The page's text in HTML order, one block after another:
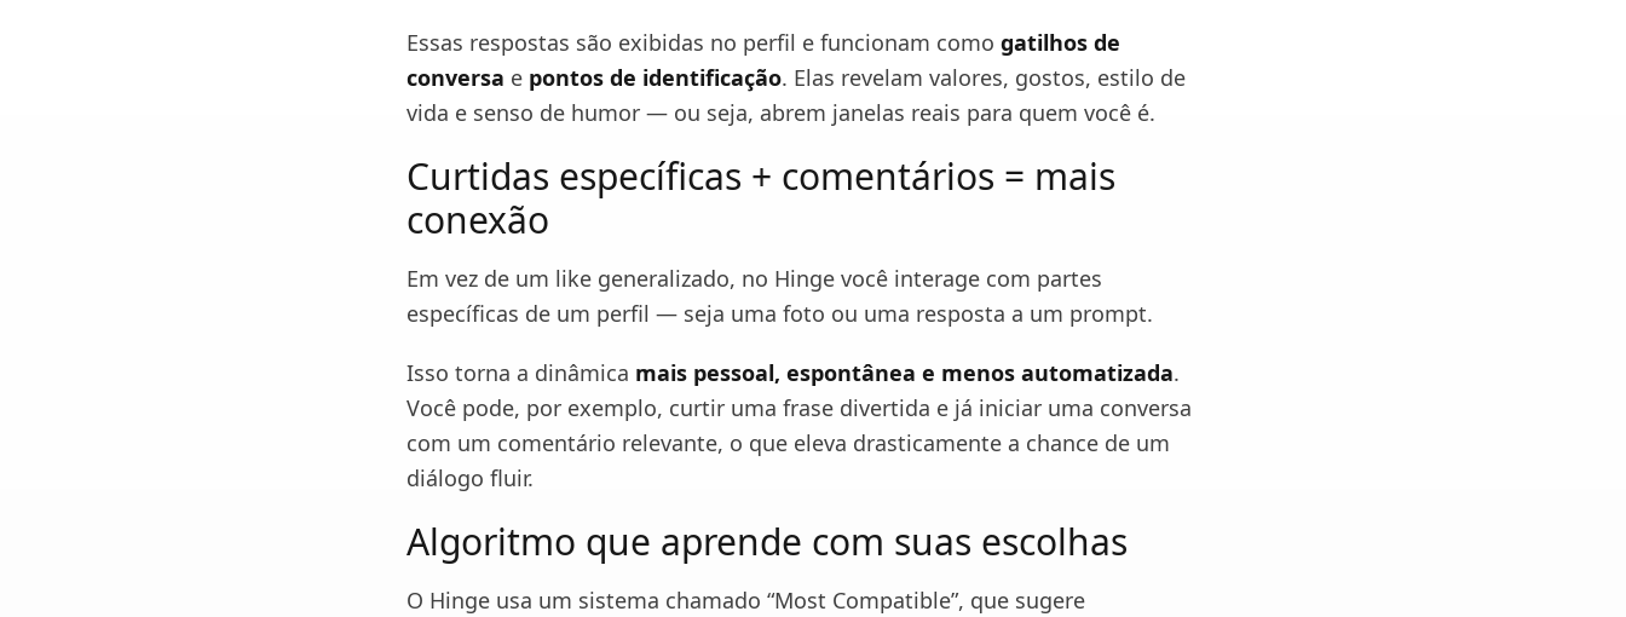
Essas respostas são exibidas no perfil e funcionam como gatilhos de
conversa e pontos de identificação. Elas revelam valores, gostos, estilo de
vida e senso de humor — ou seja, abrem janelas reais para quem você é.
Curtidas específicas + comentários = mais
conexão
Em vez de um like generalizado, no Hinge você interage com partes
específicas de um perfil — seja uma foto ou uma resposta a um prompt.
Isso torna a dinâmica mais pessoal, espontânea e menos automatizada.
Você pode, por exemplo, curtir uma frase divertida e já iniciar uma conversa
com um comentário relevante, o que eleva drasticamente a chance de um
diálogo fluir.
Algoritmo que aprende com suas escolhas
O Hinge usa um sistema chamado “Most Compatible”, que sugere